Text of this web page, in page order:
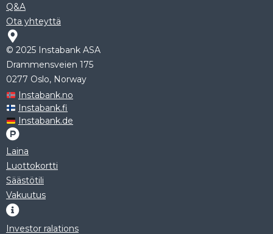
Q&A
Ota yhteyttä
© 2025 Instabank ASA
Drammensveien 175
0277 Oslo, Norway
Instabank.no
Instabank.fi
Instabank.de
Laina
Luottokortti
Säästötili
Vakuutus
Investor ralations